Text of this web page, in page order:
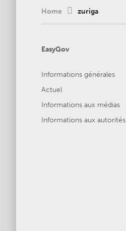
Home zuriga
EasyGov
Informations générales
Actuel
Informations aux médias
Informations aux autorités